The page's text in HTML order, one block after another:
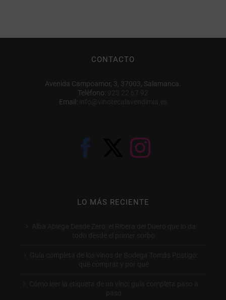
CONTACTO
Avenida Campoamor, 3, 37003, Salamanca.
Teléfono:
Email:
LO MÁS RECIENTE